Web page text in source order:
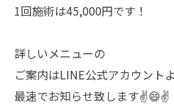
1回施術は45,000円です！
詳しいメニューの
ご案内はLINE公式アカウント
最速でお知らせ致します✌️😄✌️